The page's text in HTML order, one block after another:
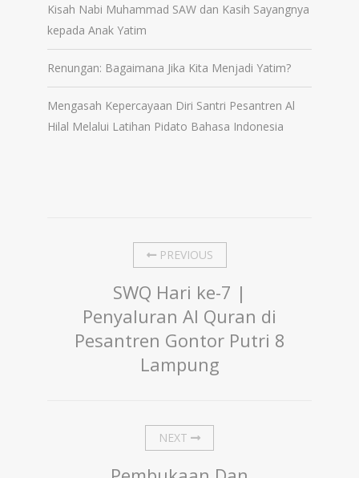
Kisah Nabi Muhammad SAW dan Kasih Sayangnya
kepada Anak Yatim
Renungan: Bagaimana Jika Kita Menjadi Yatim?
Mengasah Kepercayaan Diri Santri Pesantren Al
Hilal Melalui Latihan Pidato Bahasa Indonesia
PREVIOUS
SWQ Hari ke-7 |
Penyaluran Al Quran di
Pesantren Gontor Putri 8
Lampung
NEXT